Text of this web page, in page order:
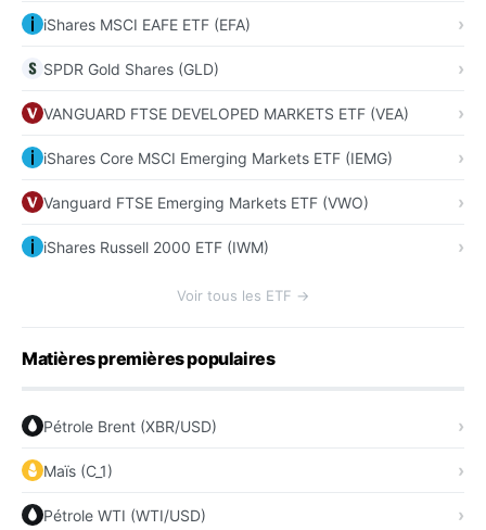
iShares MSCI EAFE ETF (EFA)
SPDR Gold Shares (GLD)
VANGUARD FTSE DEVELOPED MARKETS ETF (VEA)
iShares Core MSCI Emerging Markets ETF (IEMG)
Vanguard FTSE Emerging Markets ETF (VWO)
iShares Russell 2000 ETF (IWM)
Voir tous les ETF →
Matières premières populaires
Pétrole Brent (XBR/USD)
Maïs (C_1)
Pétrole WTI (WTI/USD)